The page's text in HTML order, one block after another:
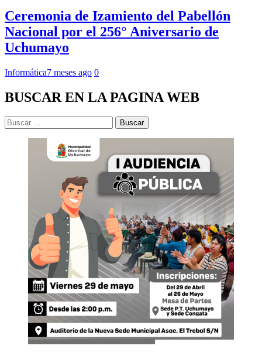
Ceremonia de Izamiento del Pabellón
Nacional por el 256° Aniversario de
Uchumayo
Informática7 meses ago 0
BUSCAR EN LA PAGINA WEB
Buscar: